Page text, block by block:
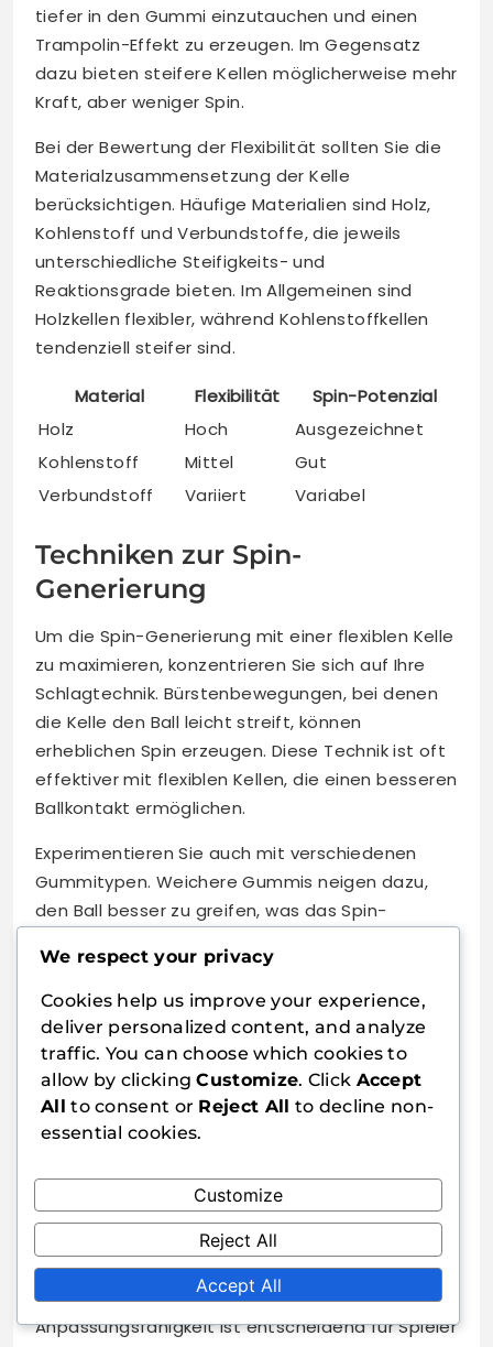
tiefer in den Gummi einzutauchen und einen
Trampolin-Effekt zu erzeugen. Im Gegensatz
dazu bieten steifere Kellen möglicherweise mehr
Kraft, aber weniger Spin.
Bei der Bewertung der Flexibilität sollten Sie die
Materialzusammensetzung der Kelle
berücksichtigen. Häufige Materialien sind Holz,
Kohlenstoff und Verbundstoffe, die jeweils
unterschiedliche Steifigkeits- und
Reaktionsgrade bieten. Im Allgemeinen sind
Holzkellen flexibler, während Kohlenstoffkellen
tendenziell steifer sind.
Material Flexibilität
Spin-Potenzial
Holz
Hoch
Ausgezeichnet
Kohlenstoff
Mittel
Gut
Verbundstoff
Variiert Variabel
Techniken zur Spin-
Generierung
Um die Spin-Generierung mit einer flexiblen Kelle
zu maximieren, konzentrieren Sie sich auf Ihre
Schlagtechnik. Bürstenbewegungen, bei denen
die Kelle den Ball leicht streift, können
erheblichen Spin erzeugen. Diese Technik ist oft
effektiver mit flexiblen Kellen, die einen besseren
Ballkontakt ermöglichen.
Experimentieren Sie auch mit verschiedenen
Gummitypen. Weichere Gummis neigen dazu,
den Ball besser zu greifen, was das Spin-
die Dicke des Gummis; dickere Gummis können
mehr Spin bieten, aber möglicherweise an
Geschwindigkeit einbüßen.
Überlegungen zu variierenden
Schlägen
Palette von Schlägen, einschließlich Schleifen,
Drives und Schieben. Spieler können ihre Schläge
je nach Anforderungen des Spiels anpassen, was
es einfacher macht, zwischen offensivem und
defensivem Spiel zu wechseln. Diese
Anpassungsfähigkeit ist entscheidend für Spieler
We respect your privacy
Cookies help us improve your experience,
deliver personalized content, and analyze
traffic. You can choose which cookies to
allow by clickingCustomize. Click Accept
All to consent or Reject All to decline non-
essential cookies.
Customize
Reject All
Accept All